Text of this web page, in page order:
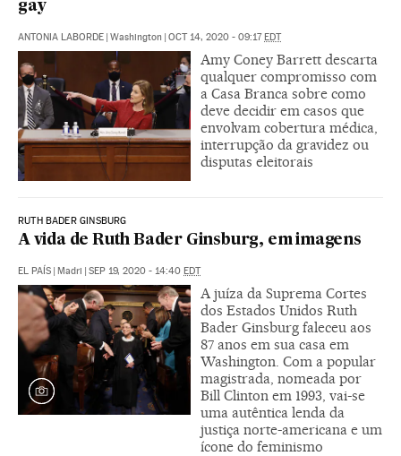
gay
ANTONIA LABORDE | Washington | OCT 14, 2020 - 09:17EDT
Amy Coney Barrett descarta
qualquer compromisso com
a Casa Branca sobre como
deve decidir em casos que
envolvam cobertura médica,
interrupção da gravidez ou
disputas eleitorais
RUTH BADER GINSBURG
A vida de Ruth Bader Ginsburg, em imagens
EL PAÍS | Madri | SEP 19, 2020 - 14:40 EDT
A juíza da Suprema Cortes
dos Estados Unidos Ruth
Bader Ginsburg faleceu aos
87 anos em sua casa em
Washington. Com a popular
magistrada, nomeada por
Bill Clinton em 1993, vai-se
uma autêntica lenda da
justiça norte-americana e um
ícone do feminismo